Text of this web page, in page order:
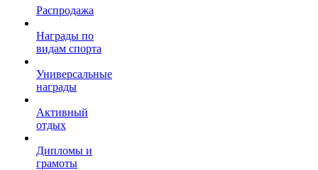
Распродажа
Награды по
видам спорта
Универсальные
награды
Активный
отдых
Дипломы и
грамоты